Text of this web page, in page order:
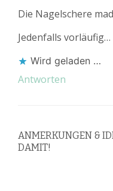
Die Nagelschere
Jedenfalls vorläufig…
Wird geladen …
Antworten
ANMERKUNGEN &
DAMIT!